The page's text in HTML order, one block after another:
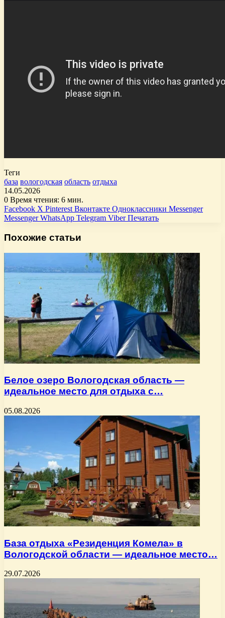
Теги
база вологодская область отдыха
14.05.2026
0 Время чтения: 6 мин.
Facebook X Pinterest Вконтакте Одноклассники Messenger
Messenger WhatsApp Telegram Viber Печатать
Похожие статьи
Белое озеро Вологодская область —
идеальное место для отдыха с…
05.08.2026
База отдыха «Резиденция Комела» в
Вологодской области — идеальное место…
29.07.2026